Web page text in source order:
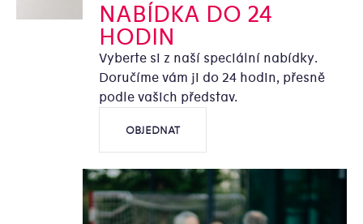
NABÍDKA DO 24
HODIN
Vyberte si z naší speciální nabídky.
Doručíme vám ji do 24 hodin, přesně
podle vašich představ.
OBJEDNAT